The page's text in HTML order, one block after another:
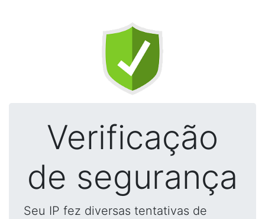
Verificação
de segurança
Seu IP fez diversas tentativas de